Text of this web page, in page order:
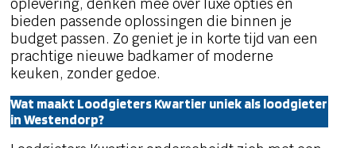
oplevering, denken mee over luxe opties en
bieden passende oplossingen die binnen je
budget passen. Zo geniet je in korte tijd van een
prachtige nieuwe badkamer of moderne
keuken, zonder gedoe.
Wat maakt Loodgieters Kwartier uniek als loodgieter
in Westendorp?